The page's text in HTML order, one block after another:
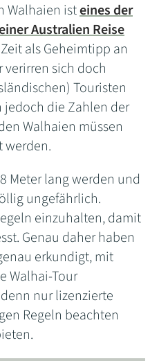
Walhaien isteines der
Australien Reise
als Geheimtipp an
verirren sich doch
Touristen
jedoch die Zahlen der
Walhaien müssen
werden.
Meter lang werden und
ungefährlich.
einzuhalten, damit
Genau daher haben
erkundigt, mit
Walhai-Tour
nur lizenzierte
Regeln beachten